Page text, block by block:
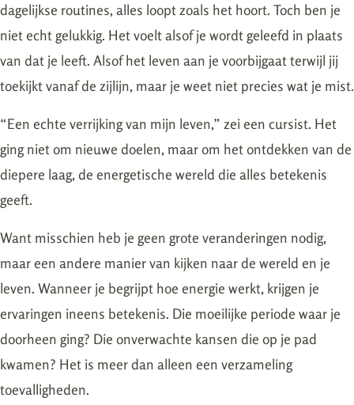
dagelijkse routines, alles loopt zoals het hoort. Toch ben je
niet echt gelukkig. Het voelt alsof je wordt geleefd in plaats
van dat je leeft. Alsof het leven aan je voorbijgaat terwijl jij
toekijkt vanaf de zijlijn, maar je weet niet precies wat je mist.
“Een echte verrijking van mijn leven,” zei een cursist. Het
ging niet om nieuwe doelen, maar om het ontdekken van de
diepere laag, de energetische wereld die alles betekenis
geeft.
Want misschien heb je geen grote veranderingen nodig,
maar een andere manier van kijken naar de wereld en je
leven. Wanneer je begrijpt hoe energie werkt, krijgen je
ervaringen ineens betekenis. Die moeilijke periode waar je
doorheen ging? Die onverwachte kansen die op je pad
kwamen? Het is meer dan alleen een verzameling
toevalligheden.